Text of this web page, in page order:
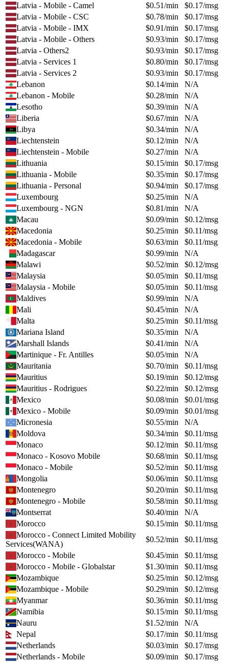
Latvia - Mobile - Camel
$0.51/min $0.17/msg
Latvia - Mobile - CSC
$0.78/min $0.17/msg
Latvia - Mobile - IMX
$0.91/min $0.17/msg
Latvia - Mobile - Others
$0.93/min $0.17/msg
Latvia - Others2
$0.93/min $0.17/msg
Latvia - Services 1
$0.80/min $0.17/msg
Latvia - Services 2
$0.93/min $0.17/msg
Lebanon
$0.14/min
N/A
Lebanon - Mobile
$0.28/min
N/A
Lesotho
$0.39/min
N/A
Liberia
$0.67/min
N/A
Libya
$0.34/min
N/A
Liechtenstein
$0.12/min
N/A
Liechtenstein - Mobile
$0.27/min
N/A
Lithuania
$0.15/min $0.17/msg
Lithuania - Mobile
$0.35/min $0.17/msg
Lithuania - Personal
$0.94/min $0.17/msg
Luxembourg
$0.25/min
N/A
Luxembourg - NGN
$0.81/min
N/A
Macau
$0.09/min $0.12/msg
Macedonia
$0.25/min $0.11/msg
Macedonia - Mobile
$0.63/min $0.11/msg
Madagascar
$0.99/min
N/A
Malawi
$0.52/min $0.12/msg
Malaysia
$0.05/min $0.11/msg
Malaysia - Mobile
$0.05/min $0.11/msg
Maldives
$0.99/min
N/A
Mali
$0.45/min
N/A
Malta
$0.25/min $0.11/msg
Mariana Island
$0.35/min
N/A
Marshall Islands
$0.41/min
N/A
Martinique - Fr. Antilles
$0.05/min
N/A
Mauritania
$0.70/min $0.11/msg
Mauritius
$0.19/min $0.12/msg
Mauritius - Rodrigues
$0.22/min $0.12/msg
Mexico
$0.08/min $0.01/msg
Mexico - Mobile
$0.09/min $0.01/msg
Micronesia
$0.55/min
N/A
Moldova
$0.34/min $0.11/msg
Monaco
$0.12/min $0.11/msg
Monaco - Kosovo Mobile
$0.68/min $0.11/msg
Monaco - Mobile
$0.52/min $0.11/msg
Mongolia
$0.06/min $0.11/msg
Montenegro
$0.20/min $0.11/msg
Montenegro - Mobile
$0.58/min $0.11/msg
Montserrat
$0.40/min
N/A
Morocco
$0.15/min $0.11/msg
Morocco - Connect Limited Mobility
Services(WANA)
$0.52/min $0.11/msg
Morocco - Mobile
$0.45/min $0.11/msg
Morocco - Mobile - Globalstar
$1.30/min $0.11/msg
Mozambique
$0.25/min $0.12/msg
Mozambique - Mobile
$0.29/min $0.12/msg
Myanmar
$0.36/min $0.11/msg
Namibia
$0.15/min $0.11/msg
Nauru
$1.52/min
N/A
Nepal
$0.17/min $0.11/msg
Netherlands
$0.03/min $0.17/msg
Netherlands - Mobile
$0.09/min $0.17/msg